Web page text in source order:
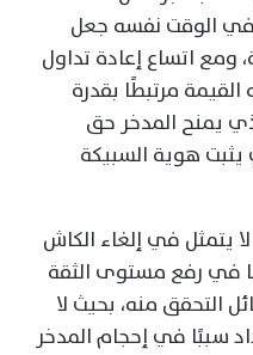
في الوقت نفسه جعل
ومع اتساع إعادة تداول
مرتبطًا بقدرة
يمنح المدخر حق
يثبت هوية السبيكة
يتمثل في إلغاء الكاش
في رفع مستوى الثقة
التحقق منه، بحيث لا
سببًا في إحجام المدخر